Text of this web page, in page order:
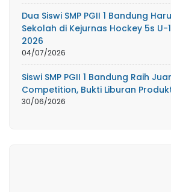
Dua Siswi SMP PGII 1 Bandung
Sekolah di Kejurnas Hockey 5s U-
2026
04/07/2026
Siswi SMP PGII 1 Bandung Raih
Competition, Bukti Liburan
30/06/2026